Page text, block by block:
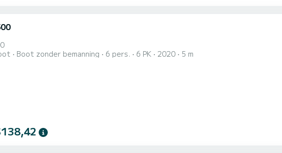
Boot zonder bemanning 6 pers. 6 PK 2020 5 m